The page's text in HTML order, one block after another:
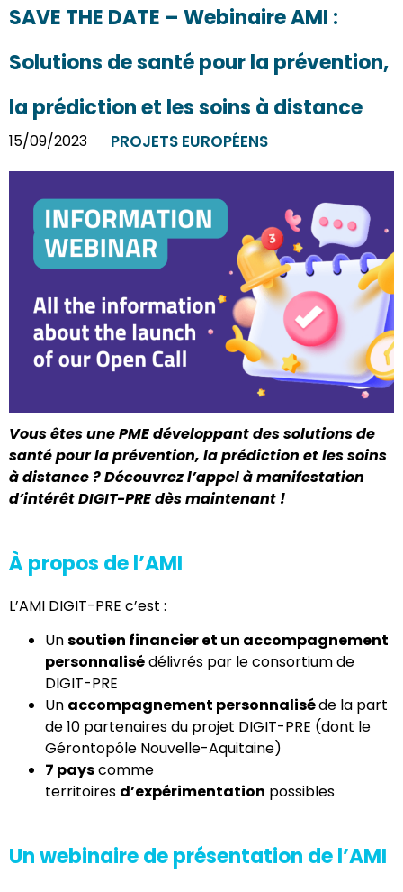
SAVE THE DATE – Webinaire AMI :
Solutions de santé pour la prévention,
la prédiction et les soins à distance
15/09/2023 PROJETS EUROPÉENS
Vous êtes une PME développant des solutions de
santé pour la prévention, la prédiction et les soins
à distance ? Découvrez l’appel à manifestation
d’intérêt DIGIT-PRE dès maintenant !
À propos de l’AMI
L’AMI DIGIT-PRE c’est :
Unsoutien financier et un accompagnement
personnalisédélivrés par le consortium de
DIGIT-PRE
Un accompagnement personnaliséde la part
de 10 partenaires du projet DIGIT-PRE (dont le
Gérontopôle Nouvelle-Aquitaine)
7 payscomme
territoires d’expérimentation possibles
Un webinaire de présentation de l’AMI